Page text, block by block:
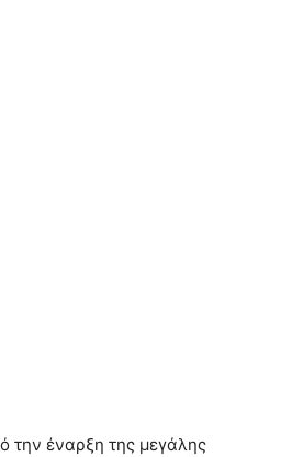
την έναρξη της μεγάλης